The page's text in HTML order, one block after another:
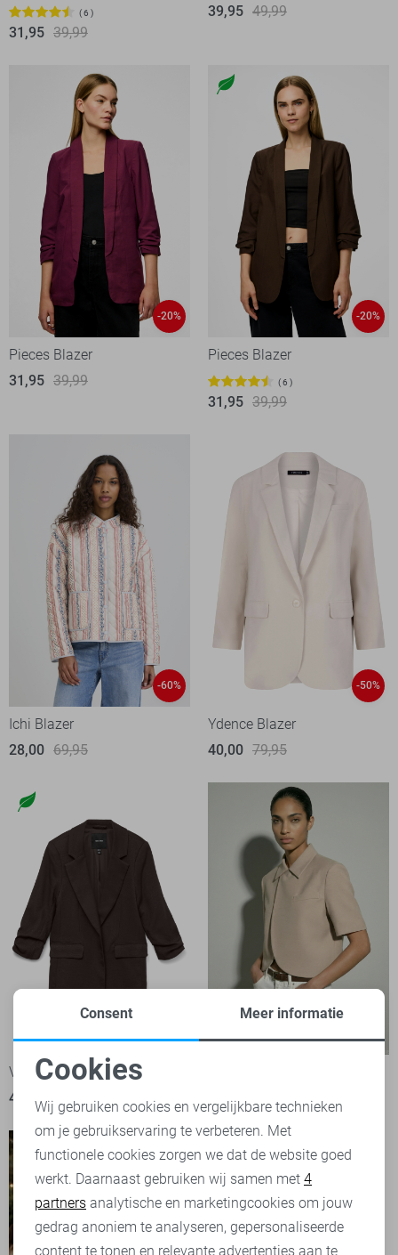
6
31,95 39,99
39,95 49,99
-20%
Pieces Blazer
31,95 39,99
-20%
Pieces Blazer
6
31,95 39,99
-60%
Ichi Blazer
28,00 69,95
-50%
Ydence Blazer
40,00 79,95
Vero Moda Blazer
49,99
89,99
Noodzakelijke cookies
Personalisatie cookies
Analytische cookies
Marketing cookies
Consent Meer informatie
Cookies
Wij gebruiken cookies en vergelijkbare technieken
om je gebruikservaring te verbeteren. Met
functionele cookies zorgen we dat de website goed
werkt. Daarnaast gebruiken wij samen met 4
partners analytische en marketingcookies om jouw
gedrag anoniem te analyseren, gepersonaliseerde
content te tonen en relevante advertenties aan te